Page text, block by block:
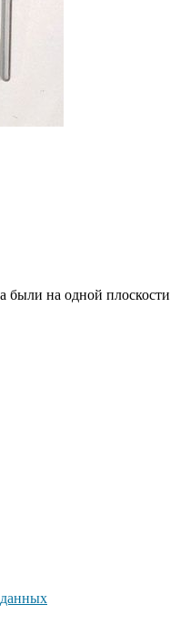
были на одной плоскости